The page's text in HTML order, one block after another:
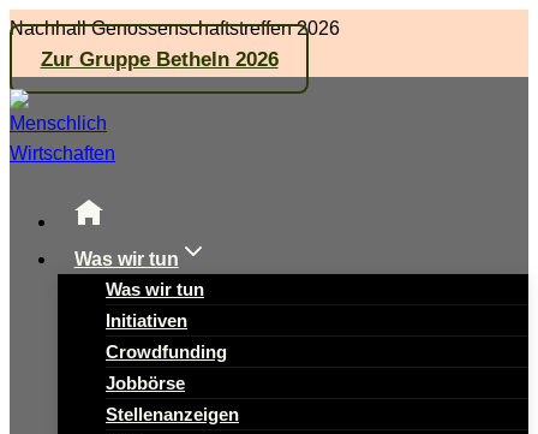
Zum
Inhalt
springen
Nachhall Genossenschaftstreffen 2026
Zur Gruppe Betheln 2026
Was wir tun
Was wir tun
Initiativen
Crowdfunding
Jobbörse
Stellenanzeigen